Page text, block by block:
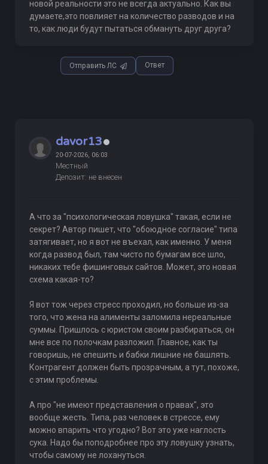
новой реальности это не всегда актуально. Как вы
думаете,это повлияет на количество разводов и на
то, как люди будут пытаться обмануть друг друга?
Отправить ЛС Ответ
davor13
20-07-2026, 06:03
Местный
Депозит: не внесен
А что за "психологическая ловушка" такая, если не
секрет? Автор пишет, что "обоюдное согласие" типа
затягивает, но я вот не въехал, как именно. У меня
когда развод был, там чисто по бумагам все шло,
никаких тебе фишинговых сайтов. Может, это новая
схема какая-то?
Я вот тож через стресс проходил, но больше из-за
того, что жена на алименты заломила нереальные
суммы. Пришлось с юристом своим разбираться, он
мне все по полочкам разложил. Главное, как ты
говоришь, не спешить и бабки лишние не башлять.
Контрагент должен быть прозрачным, а тут, похоже,
с этим проблемы.
А про "не имеют представления о правах", это
вообще жесть. Типа, раз человек в стрессе, ему
можно впарить что угодно? Вот это уже наглость
сука. Надо бы поподробнее про эту ловушку узнать,
чтобы самому не лохануться.